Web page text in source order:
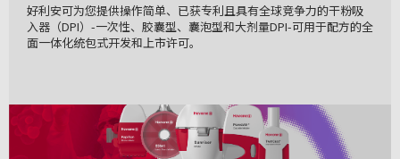
好利安可为您提供操作简单、已获专利且具有全球竞争力的干粉吸
入器（DPI）-一次性、胶囊型、囊泡型和大剂量DPI-可用于配方的全
面一体化统包式开发和上市许可。